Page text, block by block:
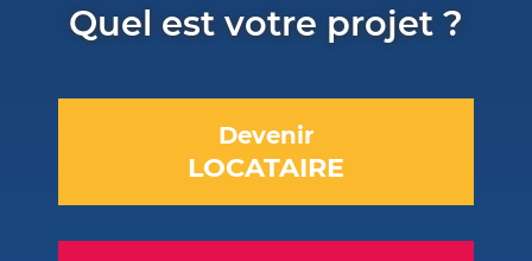
Quel est votre projet ?
Devenir
LOCATAIRE